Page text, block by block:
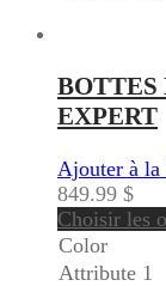
EXPERT
Ajouter à la
849.99 $
Choisir les
Color
Attribute 1